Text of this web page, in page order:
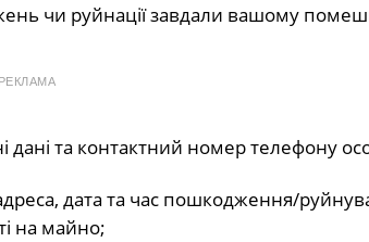
чи руйнації завдали вашому
РЕКЛАМА
дані та контактний номер телефону
дата та час пошкодження/
на майно;